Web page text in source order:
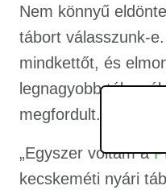
Nem könnyű
tábort válasszunk-
mindkettőt, és
legnagyobb
megfordult.
„Egyszer voltam a
kecskeméti nyári